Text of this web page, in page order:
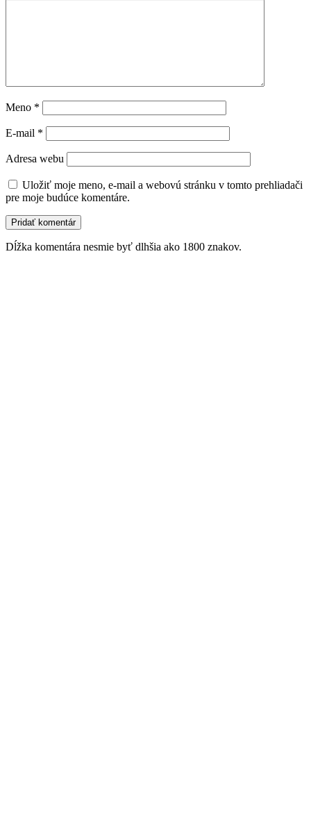
Meno *
E-mail *
Adresa webu
Uložiť moje meno, e-mail a webovú stránku v tomto prehliadači
pre moje budúce komentáre.
Dĺžka komentára nesmie byť dlhšia ako 1800 znakov.